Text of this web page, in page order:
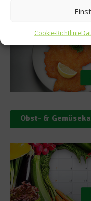
Cookie-Richtlinie
Obst- &